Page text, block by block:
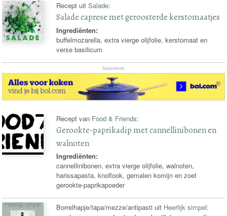
Recept uitSalade:
Salade caprese met geroosterde kerstomaatjes
Ingrediënten:
buffelmozarella, extra vierge olijfolie, kerstomaat en
verse basilicum
Advertentie
Recept van Food & Friends:
Gerookte-paprikadip met cannellinibonen en
walnoten
Ingrediënten:
cannellinibonen, extra vierge olijfolie, walnoten,
harissapasta, knoflook, gemalen komijn en zoet
gerookte-paprikapoeder
Borrelhapje/tapa/mezze/antipasti uit Heerlijk simpel: